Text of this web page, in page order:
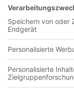
Chance
weiter Bundu,
Freunde mehr
96? Yokota?
Fahrkarte?
so hat sich Titz
Ghita rein –
den Podwarten
mit ihm die